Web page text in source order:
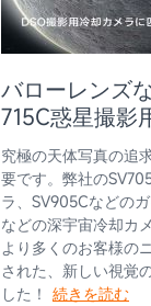
バローレンズ
715C惑星撮影
究極の天体写真の追
要です。弊社の
ラ、SV905Cなどの
などの深宇宙冷却カ
より多くのお客様の
された、新しい視覚
した！ 続きを読む